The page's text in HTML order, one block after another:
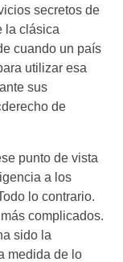
secretos de
la clásica
cuando un país
utilizar esa
sus
de
punto de vista
a los
lo contrario.
complicados.
sido la
medida de lo